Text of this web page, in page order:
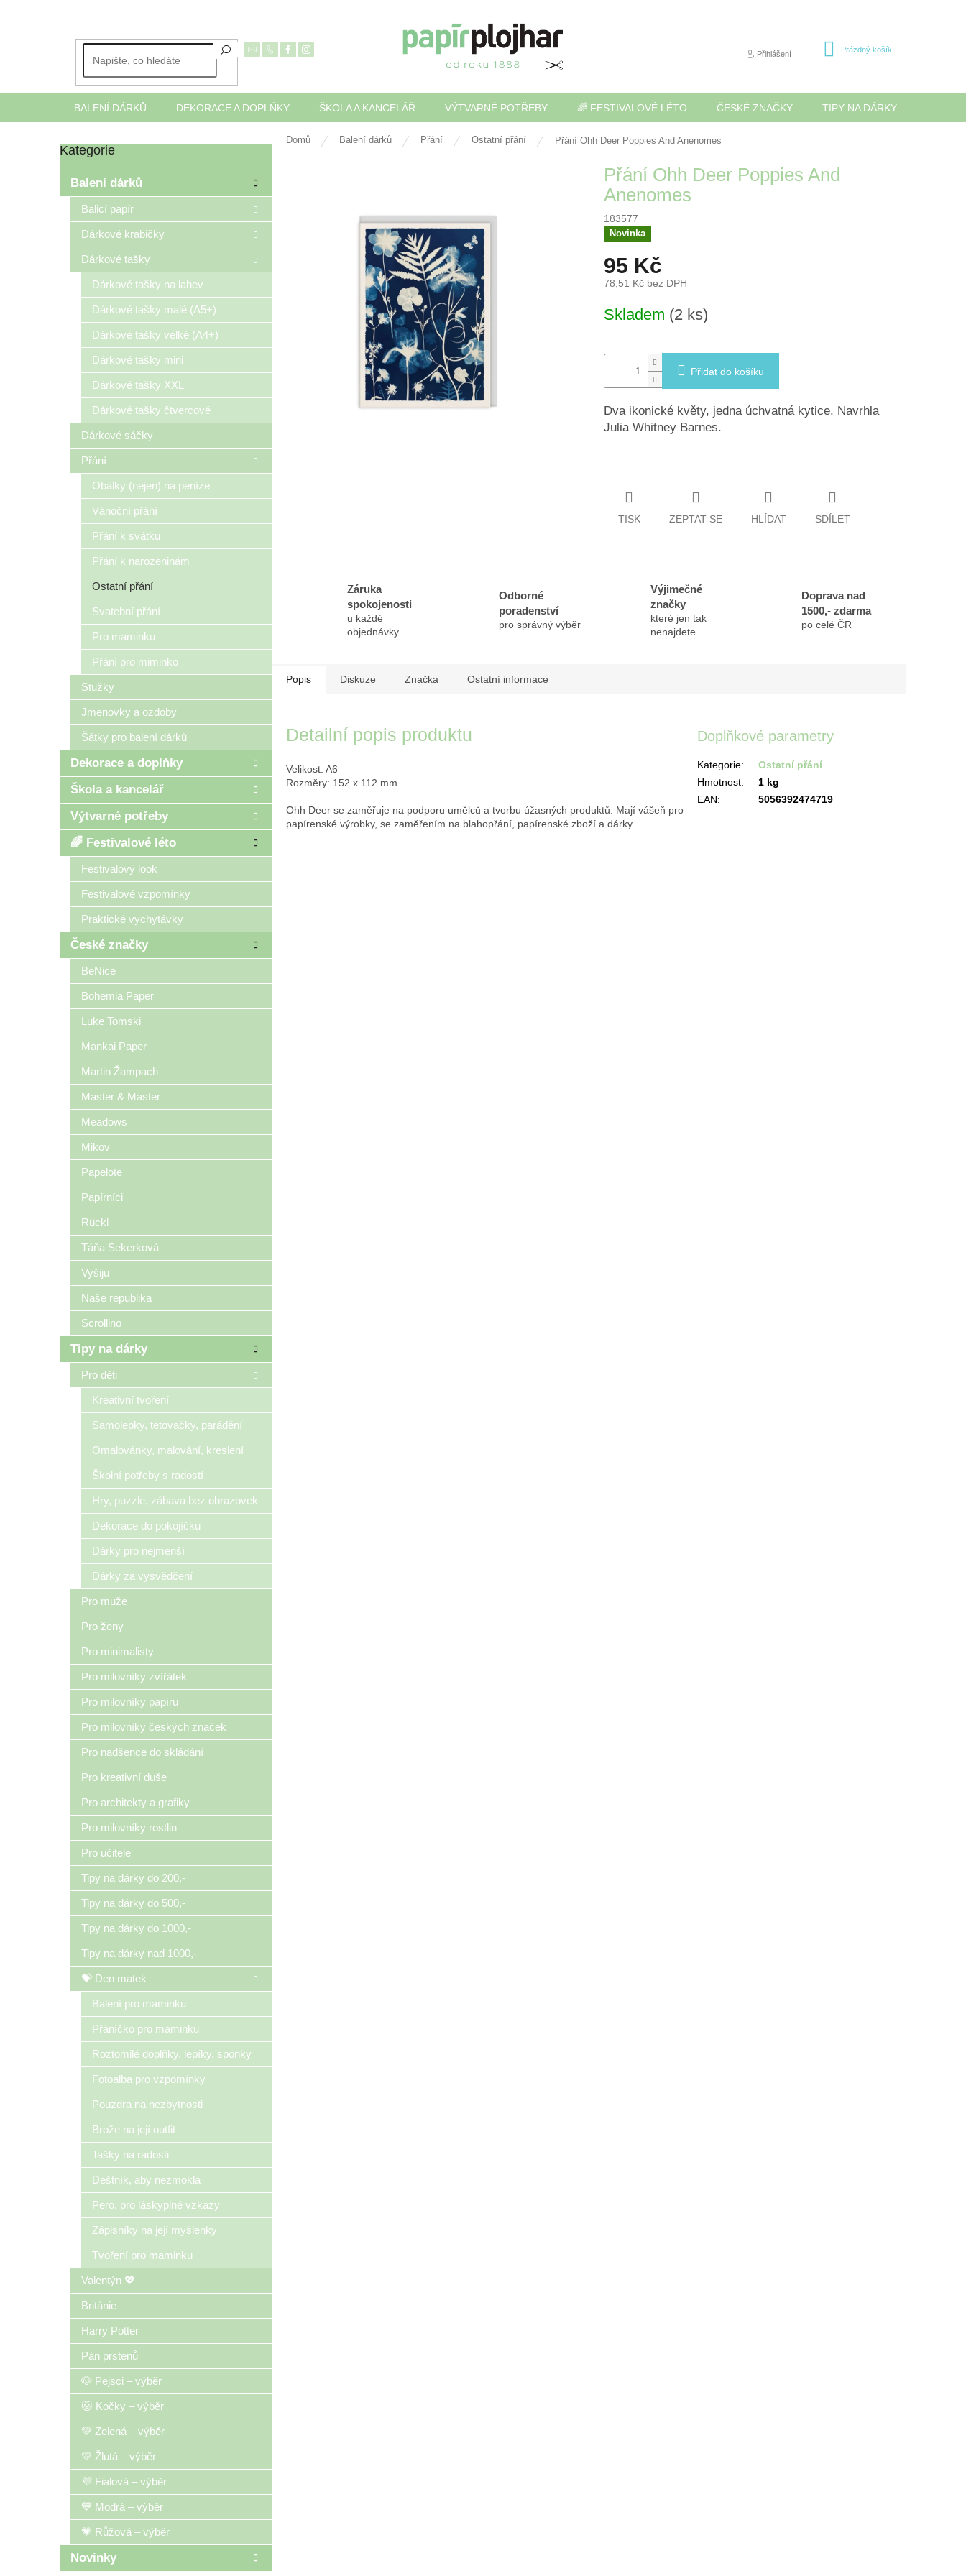
Přihlášení
NÁKUPNÍ
Prázdný košík
BALENÍ DÁRKŮ DEKORACE A DOPLŇKY ŠKOLA A KANCELÁŘ VÝTVARNÉ POTŘEBY 🌈 FESTIVALOVÉ LÉTO ČESKÉ ZNAČKY TIPY NA DÁRKY
Domů Balení dárků Přání Ostatní přání Přání Ohh Deer Poppies And Anenomes
P
Přeskočit
Kategorie
Balení dárků
Balicí papír
Dárkové krabičky
Dárkové tašky
Dárkové tašky na lahev
Dárkové tašky malé (A5+)
Dárkové tašky velké (A4+)
Dárkové tašky mini
Dárkové tašky XXL
Dárkové tašky čtvercové
Dárkové sáčky
Přání
Obálky (nejen) na peníze
Vánoční přání
Přání k svátku
Přání k narozeninám
Ostatní přání
Svatební přání
Pro maminku
Přání pro miminko
Stužky
Jmenovky a ozdoby
Šátky pro balení dárků
Dekorace a doplňky
Škola a kancelář
Výtvarné potřeby
🌈 Festivalové léto
Festivalový look
Festivalové vzpomínky
Praktické vychytávky
České značky
BeNice
Bohemia Paper
Luke Tomski
Mankai Paper
Martin Žampach
Master & Master
Meadows
Mikov
Papelote
Papírníci
Rückl
Táňa Sekerková
Vyšiju
Naše republika
Scrollino
Tipy na dárky
Pro děti
Kreativní tvoření
Samolepky, tetovačky, parádění
Omalovánky, malování, kreslení
Školní potřeby s radostí
Hry, puzzle, zábava bez obrazovek
Dekorace do pokojíčku
Dárky pro nejmenší
Dárky za vysvědčení
Pro muže
Pro ženy
Pro minimalisty
Pro milovníky zvířátek
Pro milovníky papíru
Pro milovníky českých značek
Pro nadšence do skládání
Pro kreativní duše
Pro architekty a grafiky
Pro milovníky rostlin
Pro učitele
Tipy na dárky do 200,-
Tipy na dárky do 500,-
Tipy na dárky do 1000,-
Tipy na dárky nad 1000,-
💝 Den matek
Balení pro maminku
Přáníčko pro maminku
Roztomilé doplňky, lepíky, sponky
Fotoalba pro vzpomínky
Pouzdra na nezbytnosti
Brože na její outfit
Tašky na radosti
Deštník, aby nezmokla
Pero, pro láskyplné vzkazy
Zápisníky na její myšlenky
Tvoření pro maminku
Valentýn 💖
Británie
Harry Potter
Pán prstenů
🐶 Pejsci – výběr
🐱 Kočky – výběr
💚 Zelená – výběr
💛 Žlutá – výběr
💜 Fialová – výběr
💙 Modrá – výběr
💗 Růžová – výběr
Novinky
Přání Ohh Deer Poppies And
Anenomes
183577
Novinka
95 Kč
78,51 Kč bez DPH
cena:
Skladem (2 ks)
Přidat do košíku
Dva ikonické květy, jedna úchvatná kytice. Navrhla
Julia Whitney Barnes.
TISK ZEPTAT SE HLÍDAT SDÍLET
Záruka
spokojenosti
u každé
objednávky
Odborné
poradenství
pro správný výběr
Výjimečné
značky
které jen tak
nenajdete
Doprava nad
1500,- zdarma
po celé ČR
Popis Diskuze Značka Ostatní informace
Detailní popis produktu
Velikost: A6
Rozměry: 152 x 112 mm
Ohh Deer se zaměřuje na podporu umělců a tvorbu úžasných produktů. Mají vášeň pro
papírenské výrobky, se zaměřením na blahopřání, papírenské zboží a dárky.
Doplňkové parametry
Kategorie:
Ostatní přání
Hmotnost:
1 kg
EAN: 5056392474719